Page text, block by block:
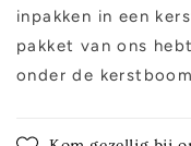
inpakken in een
pakket van ons
onder de